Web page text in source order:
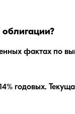
фактах по
% годовых.